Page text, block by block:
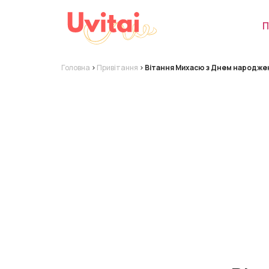
Головна > Привітання > Вітання Михасю з Днем